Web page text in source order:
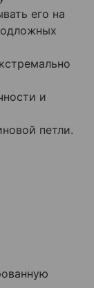
его на
и
петли.